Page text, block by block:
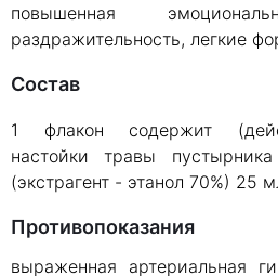
повышенная
раздражительность, легкие
Состав
1 флакон содержит
настойки травы
(экстрагент - этанол 70%) 25
Противопоказания
выраженная артериальная